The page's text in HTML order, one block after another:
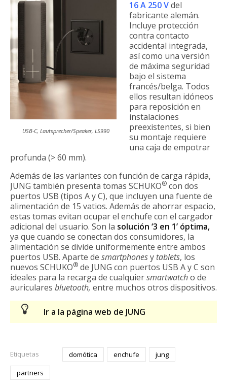
USB-C, Lautsprecher/Speaker, LS990
16 A 250 Vdel
fabricante alemán.
Incluye protección
contra contacto
accidental integrada,
así como una versión
de máxima seguridad
bajo el sistema
francés/belga. Todos
ellos resultan idóneos
para reposición en
instalaciones
preexistentes, si bien
su montaje requiere
una caja de empotrar
profunda (> 60 mm).
Además de las variantes con función de carga rápida,
JUNG también presenta tomas SCHUKO® con dos
puertos USB (tipos A y C), que incluyen una fuente de
alimentación de 15 vatios. Además de ahorrar espacio,
estas tomas evitan ocupar el enchufe con el cargador
adicional del usuario. Son la solución ‘3 en 1’ óptima,
ya que cuando se conectan dos consumidores, la
alimentación se divide uniformemente entre ambos
puertos USB. Aparte de smartphonesy tablets, los
nuevos SCHUKO® de JUNG con puertos USB A y C son
ideales para la recarga de cualquiersmartwatcho de
auriculares bluetooth, entre muchos otros dispositivos.
Ir a la página web de JUNG
Etiquetas domótica enchufe
jung
partners